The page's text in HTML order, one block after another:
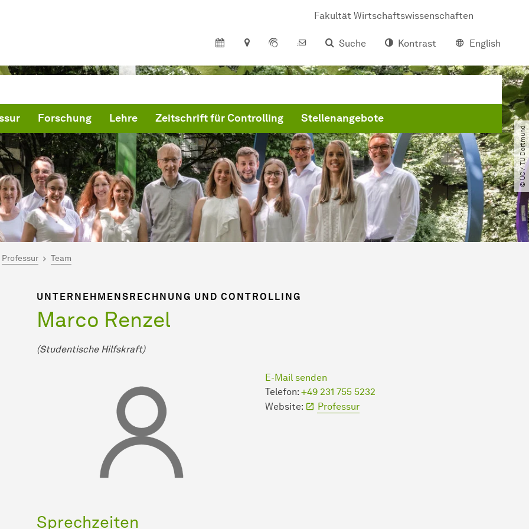
Fakultät Wirtschaftswissenschaften
Suche
Kontrast English
Forschung Lehre Zeitschrift für Controlling Stellenangebote
© UC ​/​ TU Dortmund
hier: und Controlling - WiWi
Professur Team
UNTERNEHMENSRECHNUNG UND CONTROLLING
Marco Renzel
(Studentische Hilfskraft)
E-Mail senden
Telefon: +49 231 755 5232
Website:
Professur
Sprechzeiten